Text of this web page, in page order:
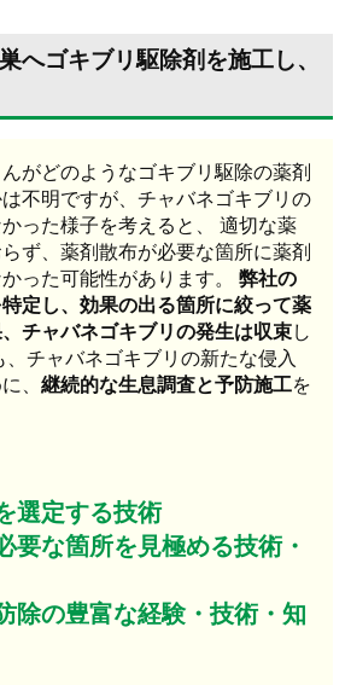
へゴキブリ駆除剤を施工し、
がどのようなゴキブリ駆除の薬剤
不明ですが、チャバネゴキブリの
った様子を考えると、 適切な薬
ず、薬剤散布が必要な箇所に薬剤
った可能性があります。 弊社の
定し、効果の出る箇所に絞って薬
チャバネゴキブリの発生は収束し
、チャバネゴキブリの新たな侵入
、 継続的な生息調査と予防施工を
選定する技術
要な箇所を見極める技術・
除の豊富な経験・技術・知